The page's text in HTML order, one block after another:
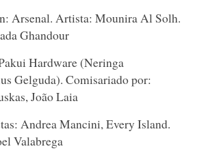
Arsenal. Artista: Mounira Al Solh.
Ghandour
Hardware (Neringa
Gelguda). Comisariado por:
João Laia
Andrea Mancini, Every Island.
Valabrega